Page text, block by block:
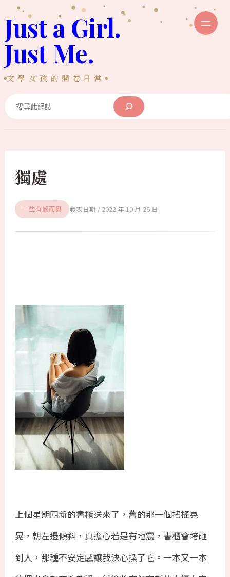
至
主
內
容
Just a Girl.
Just Me.
文學女孩的開卷日常
獨處
一些有感而發 2022 年 10 月 26 日
上個星期四新的書櫃送來了，舊的那一個搖搖晃
晃，朝左邊傾斜，真擔心若是有地震，書櫃會垮砸
到人，那種不安定感讓我決心換了它。一本又一本